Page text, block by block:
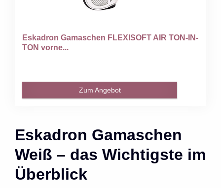
Eskadron Gamaschen FLEXISOFT AIR TON-IN-
TON vorne...
Zum Angebot
Eskadron Gamaschen
Weiß – das Wichtigste im
Überblick